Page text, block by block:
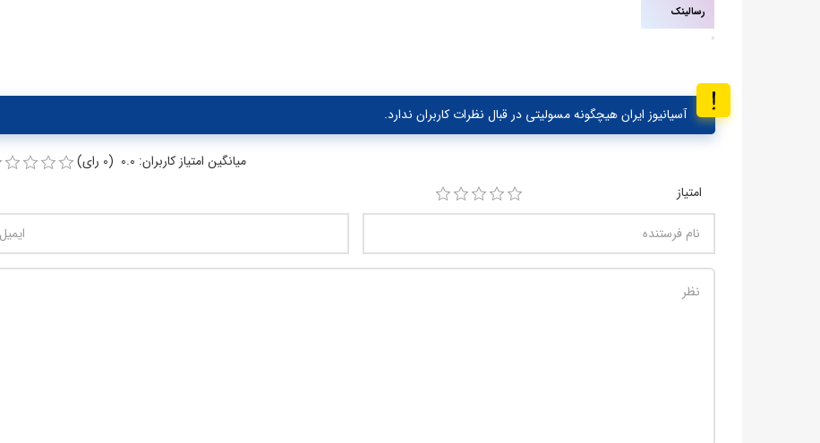
رسالینک
آسیانیوز ایران هیچگونه مسولیتی در قبال نظرات کاربران ندارد.
میانگین امتیاز کاربران: 0.0 (0 رای)
امتیاز